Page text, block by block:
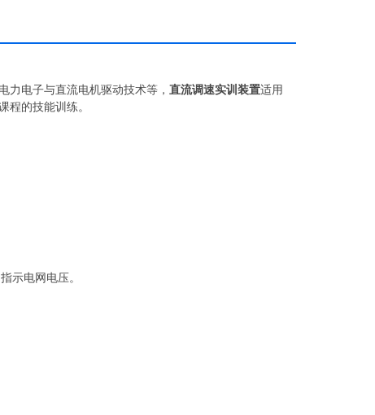
力电子与直流电机驱动技术等， 直流调速实训装置适用
程的技能训练。
示电网电压。